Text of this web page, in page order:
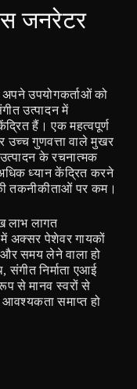
जनरेटर
उपयोगकर्ताओं को
उत्पादन में
हैं। एक महत्वपूर्ण
उच्च गुणवत्ता वाले मुखर
के रचनात्मक
ध्यान केंद्रित करने
तकनीकीताओं पर कम।
लाभ लागत
में अक्सर पेशेवर गायकों
और समय लेने वाला हो
निर्माता एआई
से मानव स्वरों से
समाप्त हो